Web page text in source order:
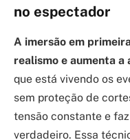
no espectador
A imersão em
realismo e aumenta a
que está vivendo os
sem proteção de
tensão constante e
verdadeiro. Essa